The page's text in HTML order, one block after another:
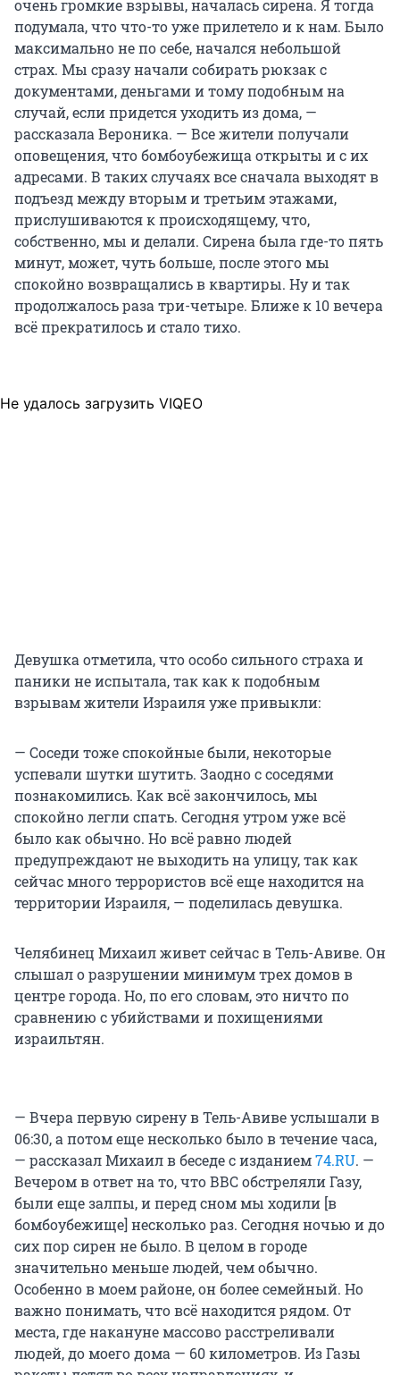
очень громкие взрывы, началась сирена. Я тогда
подумала, что что-то уже прилетело и к нам. Было
максимально не по себе, начался небольшой
страх. Мы сразу начали собирать рюкзак с
документами, деньгами и тому подобным на
случай, если придется уходить из дома, —
рассказала Вероника. — Все жители получали
оповещения, что бомбоубежища открыты и с их
адресами. В таких случаях все сначала выходят в
подъезд между вторым и третьим этажами,
прислушиваются к происходящему, что,
собственно, мы и делали. Сирена была где-то пять
минут, может, чуть больше, после этого мы
спокойно возвращались в квартиры. Ну и так
продолжалось раза три-четыре. Ближе к 10 вечера
всё прекратилось и стало тихо.
Не удалось загрузить VIQEO
Девушка отметила, что особо сильного страха и
паники не испытала, так как к подобным
взрывам жители Израиля уже привыкли:
— Соседи тоже спокойные были, некоторые
успевали шутки шутить. Заодно с соседями
познакомились. Как всё закончилось, мы
спокойно легли спать. Сегодня утром уже всё
было как обычно. Но всё равно людей
предупреждают не выходить на улицу, так как
сейчас много террористов всё еще находится на
территории Израиля, — поделилась девушка.
Челябинец Михаил живет сейчас в Тель-Авиве. Он
слышал о разрушении минимум трех домов в
центре города. Но, по его словам, это ничто по
сравнению с убийствами и похищениями
израильтян.
— Вчера первую сирену в Тель-Авиве услышали в
06:30, а потом еще несколько было в течение часа,
— рассказал Михаил в беседе с изданием74.RU. —
Вечером в ответ на то, что ВВС обстреляли Газу,
были еще залпы, и перед сном мы ходили [в
бомбоубежище] несколько раз. Сегодня ночью и до
сих пор сирен не было. В целом в городе
значительно меньше людей, чем обычно.
Особенно в моем районе, он более семейный. Но
важно понимать, что всё находится рядом. От
места, где накануне массово расстреливали
людей, до моего дома — 60 километров. Из Газы